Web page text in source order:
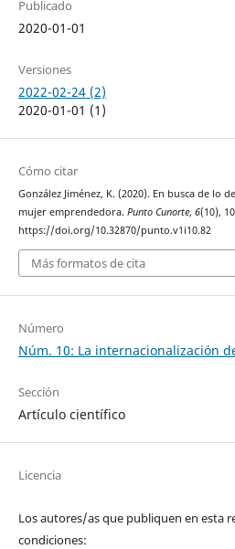
Publicado
2020-01-01
Versiones
2022-02-24 (2)
2020-01-01 (1)
Cómo citar
González Jiménez, K. (2020). En busca de lo
mujer emprendedora. Punto Cunorte, 6(10),
https://doi.org/10.32870/punto.v1i10.82
Más formatos de cita
Número
Núm. 10: La internacionalización
Sección
Artículo científico
Licencia
Los autores/as que publiquen en esta
condiciones: